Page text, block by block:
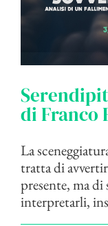
di Franco
La
tratta di
presente, ma
interpretarli,